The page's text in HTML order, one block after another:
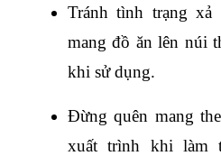
Tránh tình trạng xả
mang đồ ăn lên núi
khi sử dụng.
Đừng quên mang
xuất trình khi làm